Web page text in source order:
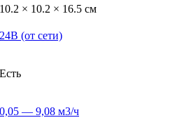
10.2 × 10.2 × 16.5 см
24В (от сети)
Есть
0,05 — 9,08 м3/ч